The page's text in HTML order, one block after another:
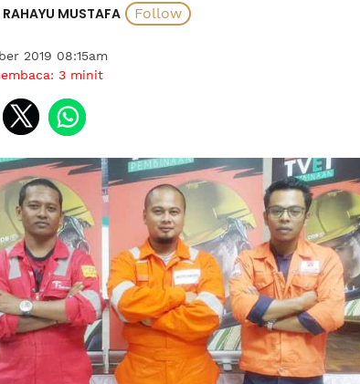
RAHAYU MUSTAFA
2019 08:15am
3minit